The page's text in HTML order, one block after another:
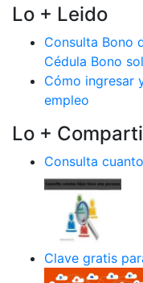
Lo + Leido
Consulta Bono
Cédula Bono
Cómo ingresar
empleo
Lo +
Consulta
Clave gratis